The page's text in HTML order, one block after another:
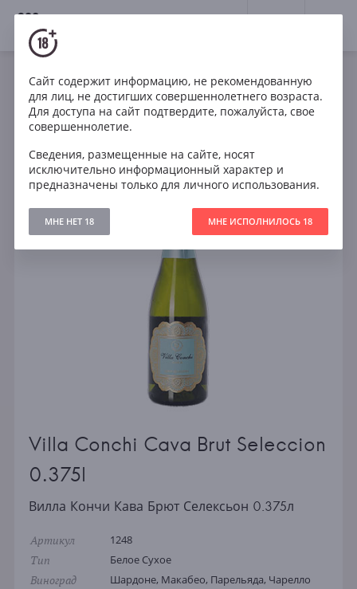
18+
Игристое Белое Сухое
Испания
Villa Conchi Cava Brut Seleccion 0.375l
Villa Conchi Cava Brut Seleccion
0.375l
Вилла Кончи Кава Брют Селексьон 0.375л
Артикул 1248
Тип Белое Сухое
Виноград Шардоне, Макабео, Парельяда, Чарелло
Сайт содержит информацию, не рекомендованную
для лиц, не достигших совершеннолетнего возраста.
Для доступа на сайт подтвердите, пожалуйста, свое
совершеннолетие.
Сведения, размещенные на сайте, носят
исключительно информационный характер и
предназначены только для личного использования.
МНЕ НЕТ 18 МНЕ ИСПОЛНИЛОСЬ 18